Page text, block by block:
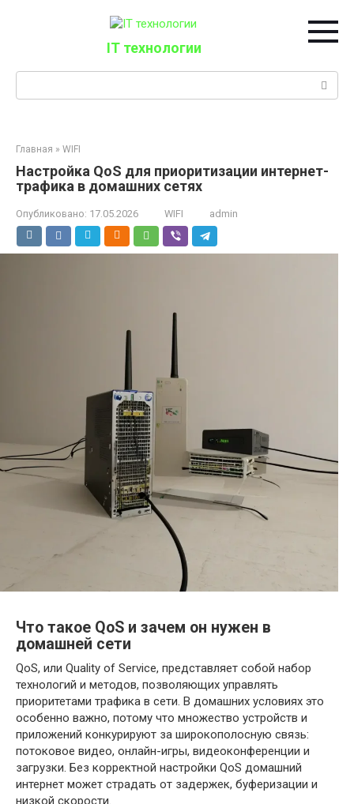
IT технологии
Главная » WIFI
Настройка QoS для приоритизации интернет-
трафика в домашних сетях
Опубликовано: 17.05.2026 WIFI admin
Что такое QoS и зачем он нужен в
домашней сети
QoS, или Quality of Service, представляет собой набор
технологий и методов, позволяющих управлять
приоритетами трафика в сети. В домашних условиях это
особенно важно, потому что множество устройств и
приложений конкурируют за широкополосную связь:
потоковое видео, онлайн-игры, видеоконференции и
загрузки. Без корректной настройки QoS домашний
интернет может страдать от задержек, буферизации и
низкой скорости.